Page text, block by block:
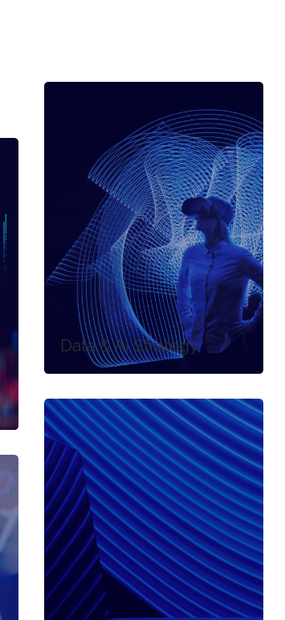
Data & AI Strategy